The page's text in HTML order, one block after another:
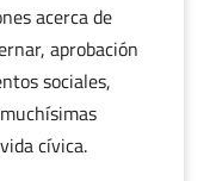
acerca de
aprobación
sociales,
cívica.